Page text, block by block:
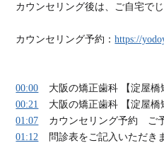
カウンセリング後は、ご自宅で
カウンセリング予約：https://
00:00
大阪の矯正歯科 【淀屋
00:21
大阪の矯正歯科 【淀屋
01:07
カウンセリング予約 ご
01:12
問診表をご記入いただき